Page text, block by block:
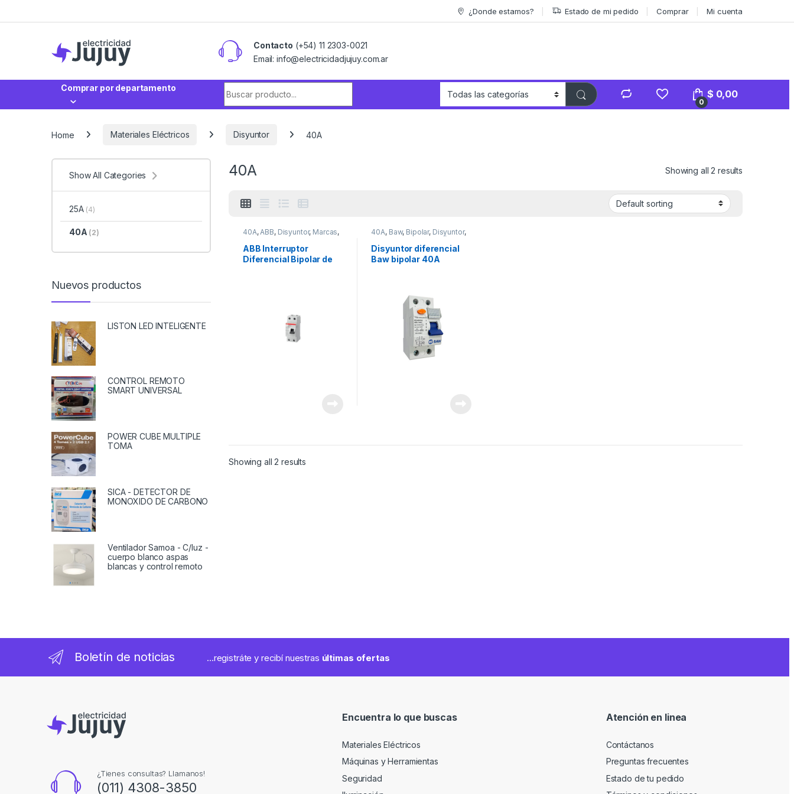
¿Donde estamos? Estado de mi pedido Comprar Mi cuenta
Contacto (+54) 11 2303-0021
Email: info@electricidadjujuy.com.ar
Comprar por departamento
0
$ 0,00
Home Materiales Eléctricos Disyuntor 40A
40A Showing all 2 results
40A, ABB, Disyuntor, Marcas,
ABB Interruptor
Diferencial Bipolar de
40A, Baw, Bipolar, Disyuntor,
Materiales Eléctricos
Disyuntor diferencial
Baw bipolar 40A
Showing all 2 results
Show All Categories
25A (4)
40A (2)
Nuevos productos
LISTON LED INTELIGENTE
CONTROL REMOTO
SMART UNIVERSAL
POWER CUBE MULTIPLE
TOMA
SICA - DETECTOR DE
MONOXIDO DE CARBONO
Ventilador Samoa - C/luz -
cuerpo blanco aspas
blancas y control remoto
Boletín de noticias ...registráte y recibí nuestras últimas ofertas
¿Tienes consultas? Llamanos!
(011) 4308-3850
Encuentra lo que buscas
Materiales Eléctricos
Máquinas y Herramientas
Seguridad
Atención en linea
Contáctanos
Preguntas frecuentes
Estado de tu pedido